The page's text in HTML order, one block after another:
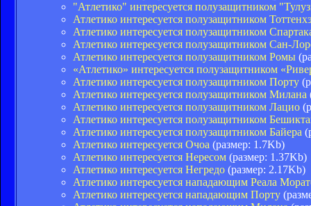
"Атлетико" интересуется полузащитником
Атлетико интересуется полузащитником
Атлетико интересуется полузащитником
Атлетико интересуется полузащитником Сан-
Атлетико интересуется полузащитником Ромы
«Атлетико» интересуется полузащитником
Атлетико интересуется полузащитником Порту
Атлетико интересуется полузащитником Милана
Атлетико интересуется полузащитником Лацио
Атлетико интересуется полузащитником
Атлетико интересуется полузащитником Байера
Атлетико интересуется Очоа (размер: 1.7Kb)
Атлетико интересуется Нересом (размер: 1.37Kb)
Атлетико интересуется Негредо (размер: 2.17Kb)
Атлетико интересуется нападающим Реала
Атлетико интересуется нападающим Порту